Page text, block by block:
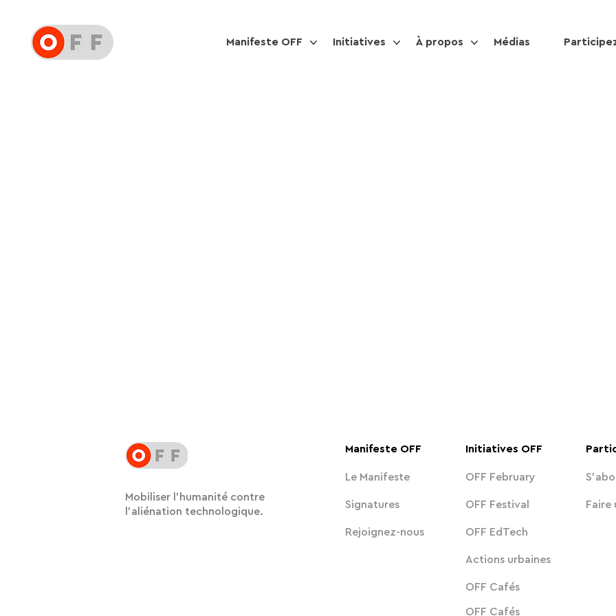
Manifeste OFF Initiatives À propos Médias
Mobiliser l'humanité contre
l'aliénation technologique.
Manifeste OFF
Le Manifeste
Signatures
Rejoignez-nous
Initiatives OFF
OFF February
OFF Festival Faire
OFF EdTech
Actions urbaines
OFF Cafés
OFF Cafés